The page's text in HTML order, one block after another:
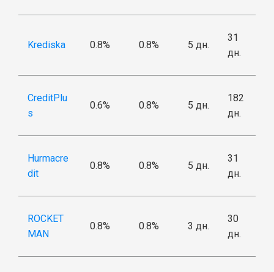
Krediska 0.8% 0.8% 5 дн.
31
дн.
CreditPlu
s
0.6% 0.8% 5 дн.
182
дн.
Hurmacre
dit
0.8% 0.8% 5 дн.
31
дн.
ROCKET
MAN
0.8% 0.8% 3 дн.
30
дн.